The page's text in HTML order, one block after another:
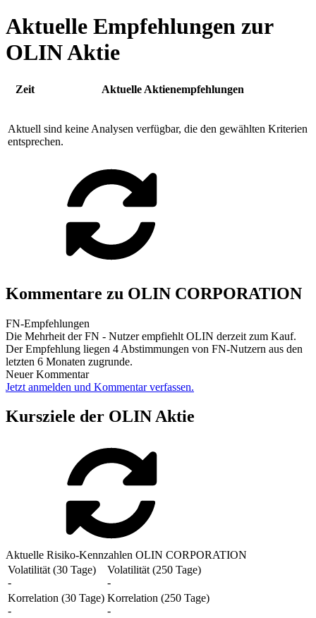
Aktuelle Empfehlungen zur
OLIN Aktie
Zeit Aktuelle Aktienempfehlungen
Aktuell sind keine Analysen verfügbar, die den gewählten Kriterien
entsprechen.
Kommentare zu OLIN CORPORATION
FN-Empfehlungen
Die Mehrheit der FN - Nutzer empfiehlt OLIN derzeit zum Kauf.
Der Empfehlung liegen 4 Abstimmungen von FN-Nutzern aus den
letzten 6 Monaten zugrunde.
Neuer Kommentar
Jetzt anmelden und Kommentar verfassen.
Kursziele der OLIN Aktie
Aktuelle Risiko-Kennzahlen OLIN CORPORATION
Volatilität (30 Tage)
-
Volatilität (250 Tage)
-
Korrelation (30 Tage)
-
Korrelation (250 Tage)
-